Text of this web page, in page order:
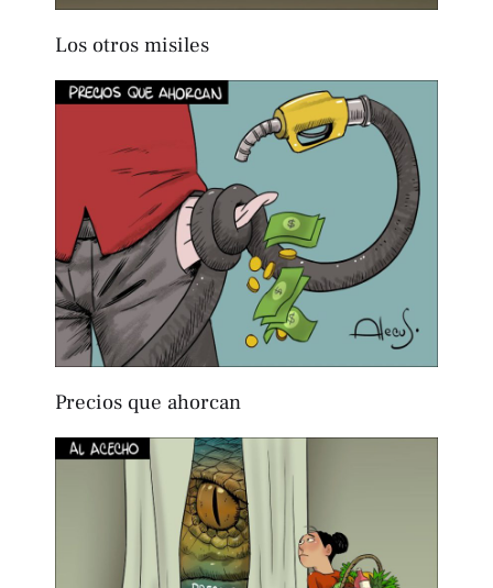
Los otros misiles
Precios que ahorcan